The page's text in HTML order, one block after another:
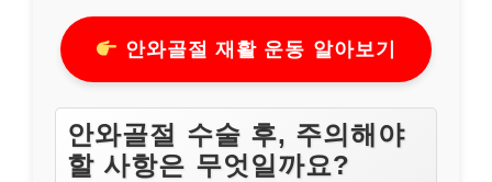
안와골절 재활 운동 알아보기
안와골절 수술 후, 주의해야
할 사항은 무엇일까요?